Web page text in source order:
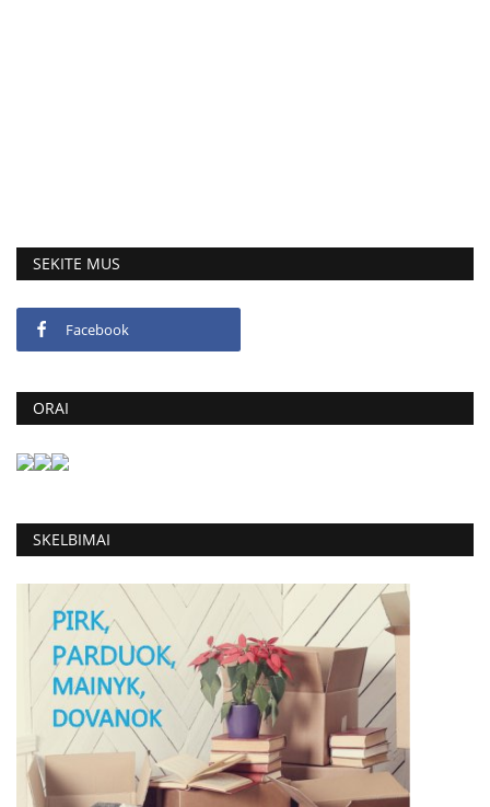
SEKITE MUS
Facebook
ORAI
SKELBIMAI